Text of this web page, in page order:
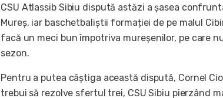
CSU Atlassib Sibiu dispută astăzi a șasea
Mureș, iar baschetbaliștii formației de pe malul
facă un meci bun împotriva mureșenilor, pe care
sezon.
Pentru a putea câștiga această dispută, Cornel
trebui să rezolve sfertul trei, CSU Sibiu pierzând